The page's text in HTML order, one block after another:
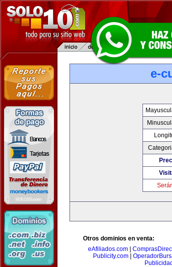
e-
Otros dominios en venta:
eAfiliados.com|
Publicity.com